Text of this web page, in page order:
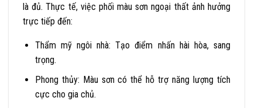
là đủ. Thực tế, việc phối màu sơn ngoại thất ảnh hưởng
trực tiếp đến:
Thẩm mỹ ngôi nhà: Tạo điểm nhấn hài hòa, sang
trọng.
Phong thủy: Màu sơn có thể hỗ trợ năng lượng tích
cực cho gia chủ.